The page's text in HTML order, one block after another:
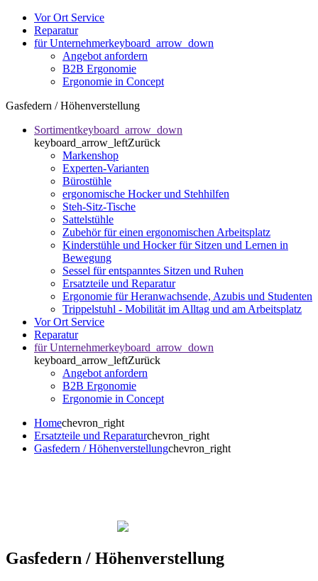
Vor Ort Service
Reparatur
für Unternehmerkeyboard_arrow_down
Angebot anfordern
B2B Ergonomie
Ergonomie in Concept
Gasfedern / Höhenverstellung
Sortimentkeyboard_arrow_down
keyboard_arrow_leftZurück
Markenshop
Experten-Varianten
Bürostühle
ergonomische Hocker und Stehhilfen
Steh-Sitz-Tische
Sattelstühle
Zubehör für einen ergonomischen Arbeitsplatz
Kinderstühle und Hocker für Sitzen und Lernen in
Bewegung
Sessel für entspanntes Sitzen und Ruhen
Ersatzteile und Reparatur
Ergonomie für Heranwachsende, Azubis und Studenten
Trippelstuhl - Mobilität im Alltag und am Arbeitsplatz
Vor Ort Service
Reparatur
für Unternehmerkeyboard_arrow_down
keyboard_arrow_leftZurück
Angebot anfordern
B2B Ergonomie
Ergonomie in Concept
Homechevron_right
Ersatzteile und Reparaturchevron_right
Gasfedern / Höhenverstellungchevron_right
Gasfedern / Höhenverstellung